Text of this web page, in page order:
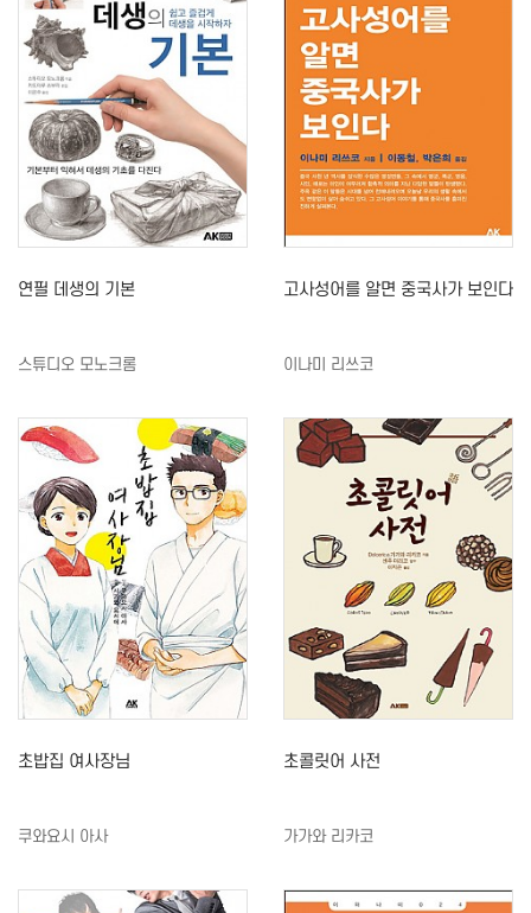
연필 데생의 기본
스튜디오 모노크롬
고사성어를 알면 중국사가 보인다
이나미 리쓰코
초밥집 여사장님
쿠와요시 아사
초콜릿어 사전
가가와 리카코